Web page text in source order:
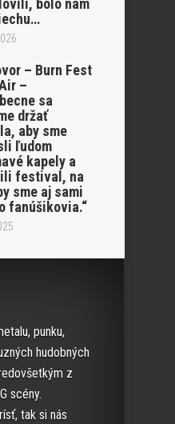
bolo nám
– Burn Fest
–
sa
držať
aby sme
ľudom
kapely a
festival, na
sme aj sami
fanúšikovia.“
punku,
hudobných
z
scény.
tak si nás